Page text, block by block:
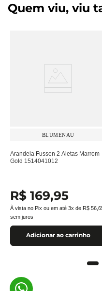
Quem viu, viu
BLUMENAU
Arandela Fussen 2 Aletas Marrom
Gold 1514041012
R$ 169,95
À vista no Pix ou em até 3x de R$ 56
sem juros
Adicionar ao carrinho